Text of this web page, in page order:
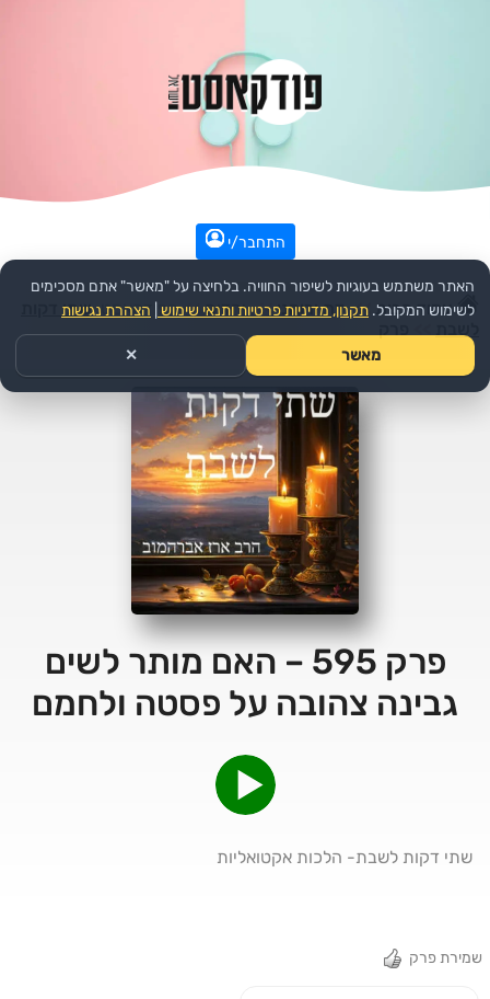
התחבר/י
עמוד הבית >> דת ורוחני >> יהדות >>הפודקאסט: שתי דקות
פרק 595 – האם מותר לשים
גבינה צהובה על פסטה ולחמם
שתי דקות לשבת- הלכות אקטואליות
שמירת פרק
האתר משתמש בעוגיות לשיפור החוויה. בלחיצה על "מאשר" אתם מסכימים
לשימוש המקובל. תקנון, מדיניות פרטיות ותנאי שימוש הצהרת נגישות
מאשר ✕